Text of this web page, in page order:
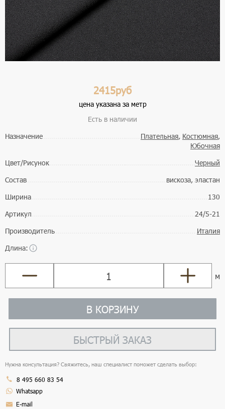
2415руб
цена указана за метр
Есть в наличии
Назначение
Плательная, Костюмная,
Юбочная
Цвет/Рисунок
Черный
Состав
вискоза, эластан
Ширина
130
Артикул
24/5-21
Производитель
Италия
Длина:
м
В КОРЗИНУ
БЫСТРЫЙ ЗАКАЗ
Нужна консультация? Свяжитесь, наш специалист поможет сделать выбор:
8 495 660 83 54
Whatsapp
E-mail